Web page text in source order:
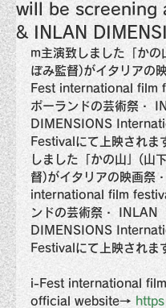
will be screening
& INLAN
m主演致しました「かの
ぼみ監督)がイタリアの
Fest international film
ポーランドの芸術祭・
DIMENSIONS
Festivalにて上映されま
しました「かの山」(山
督)がイタリアの映画祭
international film
ンドの芸術祭・ INLAN
DIMENSIONS
Festivalにて上映されま
i-Fest international
official website→